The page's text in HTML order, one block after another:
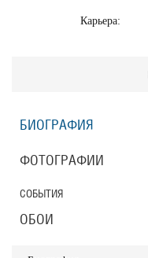
Карьера:
БИОГРАФИЯ
ФОТОГРАФИИ
СОБЫТИЯ
ОБОИ